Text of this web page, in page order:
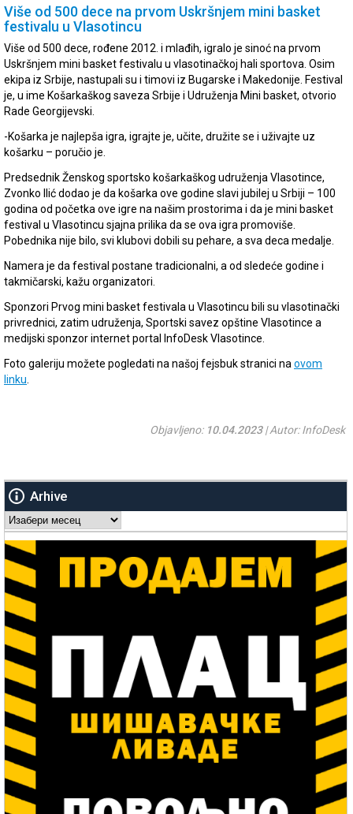
Više od 500 dece na prvom Uskršnjem mini basket
festivalu u Vlasotincu
Više od 500 dece, rođene 2012. i mlađih, igralo je sinoć na prvom
Uskršnjem mini basket festivalu u vlasotinačkoj hali sportova. Osim
ekipa iz Srbije, nastupali su i timovi iz Bugarske i Makedonije. Festival
je, u ime Košarkaškog saveza Srbije i Udruženja Mini basket, otvorio
Rade Georgijevski.
-Košarka je najlepša igra, igrajte je, učite, družite se i uživajte uz
košarku – poručio je.
Predsednik Ženskog sportsko košarkaškog udruženja Vlasotince,
Zvonko Ilić dodao je da košarka ove godine slavi jubilej u Srbiji – 100
godina od početka ove igre na našim prostorima i da je mini basket
festival u Vlasotincu sjajna prilika da se ova igra promoviše.
Pobednika nije bilo, svi klubovi dobili su pehare, a sva deca medalje.
Namera je da festival postane tradicionalni, a od sledeće godine i
takmičarski, kažu organizatori.
Sponzori Prvog mini basket festivala u Vlasotincu bili su vlasotinački
privrednici, zatim udruženja, Sportski savez opštine Vlasotince a
medijski sponzor internet portal InfoDesk Vlasotince.
Foto galeriju možete pogledati na našoj fejsbuk stranici na ovom
linku
Objavljeno: 10.04.2023| Autor: InfoDesk
Arhive
Arhive